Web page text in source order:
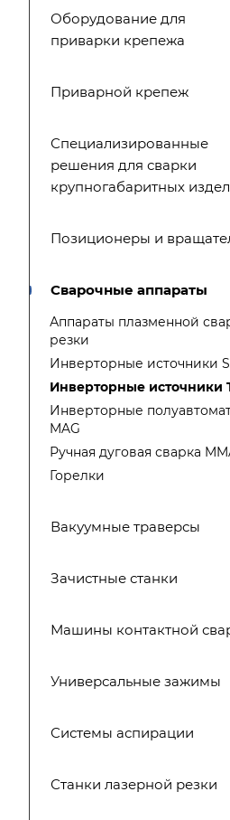
Оборудование для
приварки крепежа
Приварной крепеж
Специализированные
решения для сварки
крупногабаритных
Позиционеры и
Сварочные аппараты
Аппараты плазменной
резки
Инверторные источники
Инверторные источники
Инверторные
MAG
Ручная дуговая сварка
Горелки
Вакуумные траверсы
Зачистные станки
Машины контактной
Универсальные зажимы
Системы аспирации
Станки лазерной резки